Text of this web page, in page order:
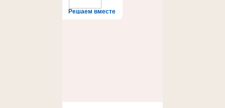
Решаем вместе